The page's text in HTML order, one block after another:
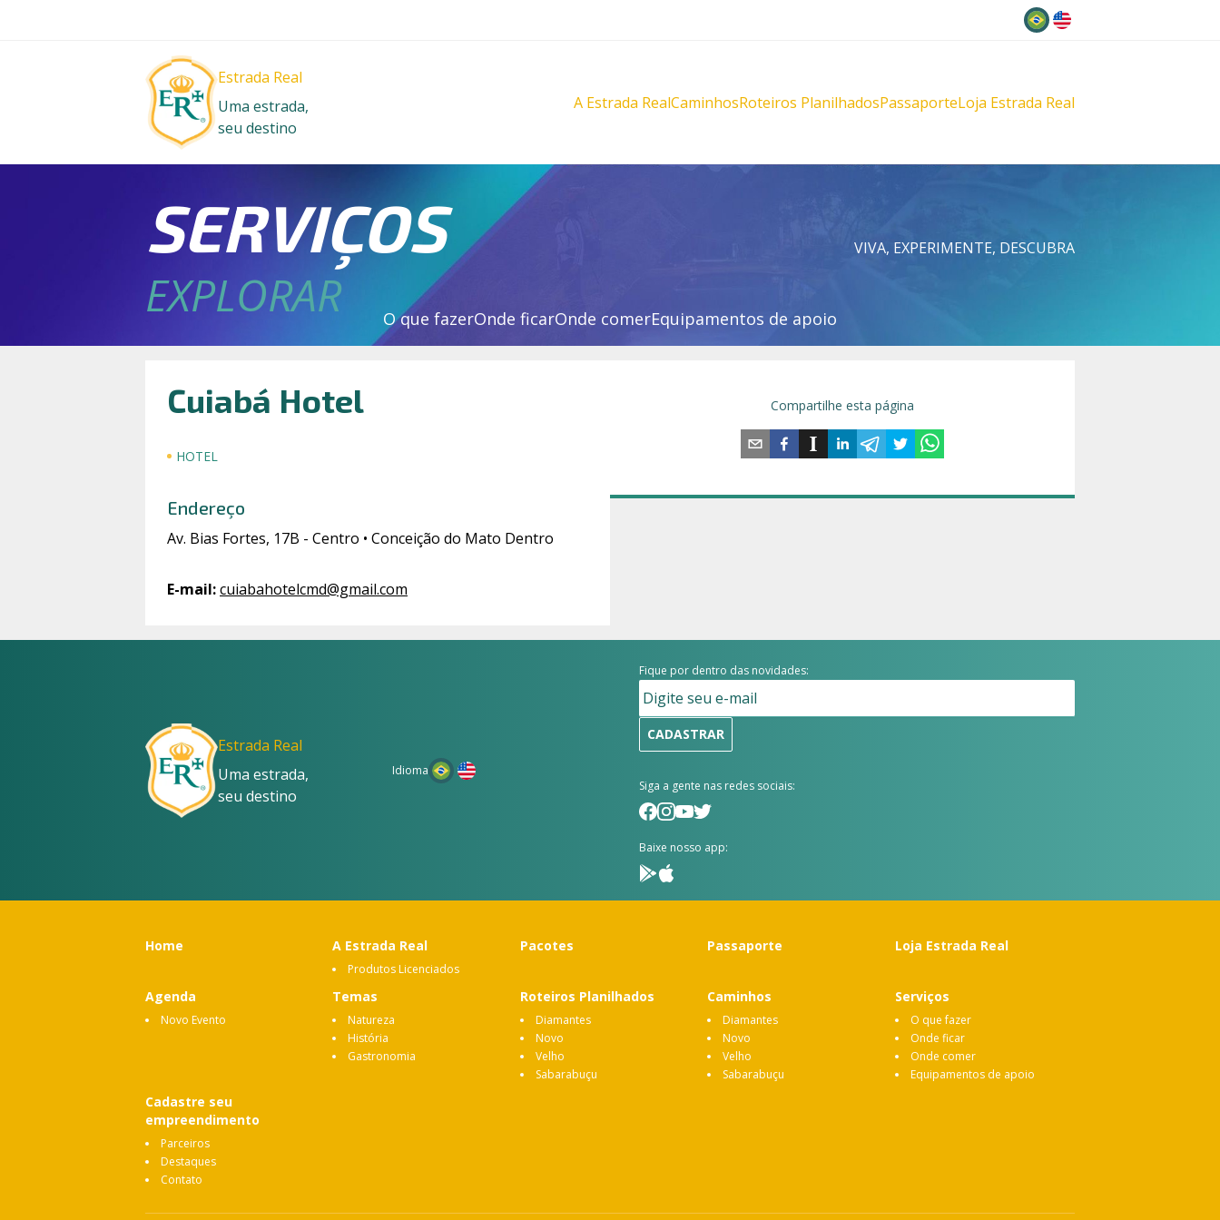
Estrada Real
Uma estrada,
seu destino
A Estrada RealCaminhosRoteiros PlanilhadosPassaporteLoja Estrada Real
SERVIÇOS VIVA, EXPERIMENTE, DESCUBRA
EXPLORAR O que fazerOnde ficarOnde comerEquipamentos de apoio
Cuiabá Hotel
HOTEL
Endereço
Av. Bias Fortes, 17B - Centro • Conceição do Mato Dentro
E-mail:cuiabahotelcmd@gmail.com
Compartilhe esta página
Estrada Real
Uma estrada,
seu destino
Idioma
Fique por dentro das novidades:
CADASTRAR
Siga a gente nas redes sociais:
Baixe nosso app:
Home A Estrada Real
Produtos Licenciados
Pacotes Passaporte Loja Estrada Real
Agenda
Novo Evento
Temas
Natureza
História
Gastronomia
Roteiros Planilhados
Diamantes
Novo
Velho
Sabarabuçu
Caminhos
Diamantes
Novo
Velho
Sabarabuçu
Serviços
O que fazer
Onde ficar
Onde comer
Equipamentos de apoio
Cadastre seu
empreendimento
Parceiros
Destaques
Contato